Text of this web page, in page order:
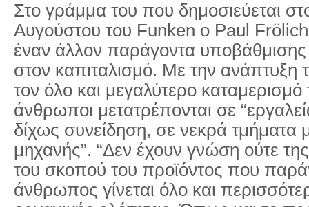
Στο γράμμα του που δημοσιεύεται
Αυγούστου του Funken ο Paul
έναν άλλον παράγοντα υποβάθμισης
στον καπιταλισμό. Με την ανάπτυξη
τον όλο και μεγαλύτερο καταμερισμό
άνθρωποι μετατρέπονται σε
δίχως συνείδηση, σε νεκρά τμήματα
μηχανής”. “Δεν έχουν γνώση ούτε της
του σκοπού του προϊόντος που
άνθρωπος γίνεται όλο και